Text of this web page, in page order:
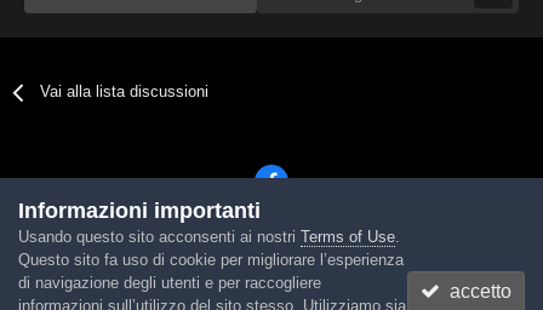
Vai alla lista discussioni
Lingua Tema Contattaci Cookies
Powered by Invision Community
Informazioni importanti
Usando questo sito acconsenti ai nostri Terms of Use.
Questo sito fa uso di cookie per migliorare l’esperienza
di navigazione degli utenti e per raccogliere
informazioni sull’utilizzo del sito stesso. Utilizziamo sia
accetto